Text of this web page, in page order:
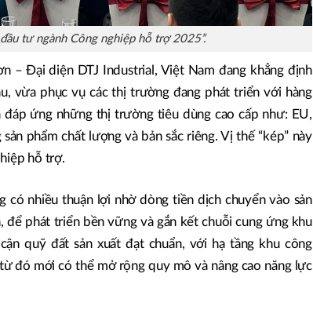
tư ngành Công nghiệp hỗ trợ 2025”.
– Đại diện DTJ Industrial, Việt Nam đang khẳng định
vừa phục vụ các thị trường đang phát triển với hàng
đáp ứng những thị trường tiêu dùng cao cấp như: EU,
phẩm chất lượng và bản sắc riêng. Vị thế “kép” này
hỗ trợ.
nhiều thuận lợi nhờ dòng tiền dịch chuyển vào sản
để phát triển bền vững và gắn kết chuỗi cung ứng khu
quỹ đất sản xuất đạt chuẩn, với hạ tầng khu công
đó mới có thể mở rộng quy mô và nâng cao năng lực